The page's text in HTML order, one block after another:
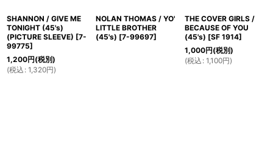
SHANNON / GIVE ME
TONIGHT (45's)
(PICTURE SLEEVE) [7-
99775]
1,200円(税別)
(税込 : 1,320円)
NOLAN THOMAS / YO'
LITTLE BROTHER
(45's) [7-99697]
THE COVER GIRLS /
BECAUSE OF YOU
(45's) [SF 1914]
1,000円(税別)
(税込 : 1,100円)